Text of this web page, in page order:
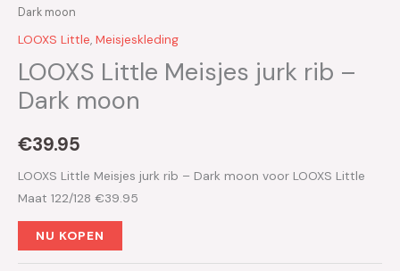
Dark moon
LOOXS Little, Meisjeskleding
LOOXS Little Meisjes jurk rib –
Dark moon
€39.95
LOOXS Little Meisjes jurk rib – Dark moon voor LOOXS Little
Maat 122/128 €39.95
NU KOPEN